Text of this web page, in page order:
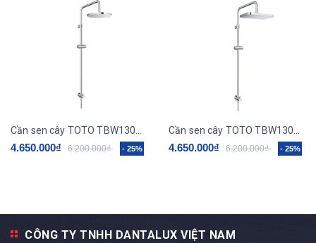
4.650.000₫ 6.200.000₫ - 25% 4.650.000₫ 6.200.000₫ - 25%
CÔNG TY TNHH DANTALUX VIỆT NAM